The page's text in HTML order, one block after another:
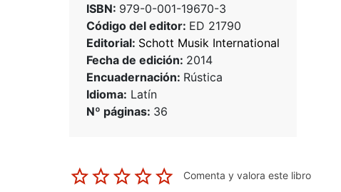
ISBN: 979-0-001-19670-3
Código del editor: ED 21790
Editorial: Schott Musik International
Fecha de edición: 2014
Encuadernación: Rústica
Idioma: Latín
Nº páginas: 36
Comenta y valora este libro